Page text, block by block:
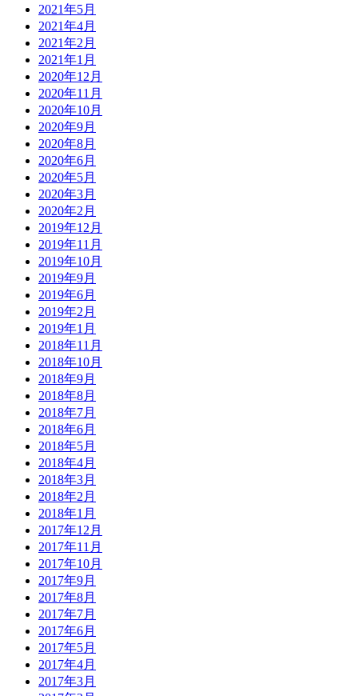
2021年5月
2021年4月
2021年2月
2021年1月
2020年12月
2020年11月
2020年10月
2020年9月
2020年8月
2020年6月
2020年5月
2020年3月
2020年2月
2019年12月
2019年11月
2019年10月
2019年9月
2019年6月
2019年2月
2019年1月
2018年11月
2018年10月
2018年9月
2018年8月
2018年7月
2018年6月
2018年5月
2018年4月
2018年3月
2018年2月
2018年1月
2017年12月
2017年11月
2017年10月
2017年9月
2017年8月
2017年7月
2017年6月
2017年5月
2017年4月
2017年3月